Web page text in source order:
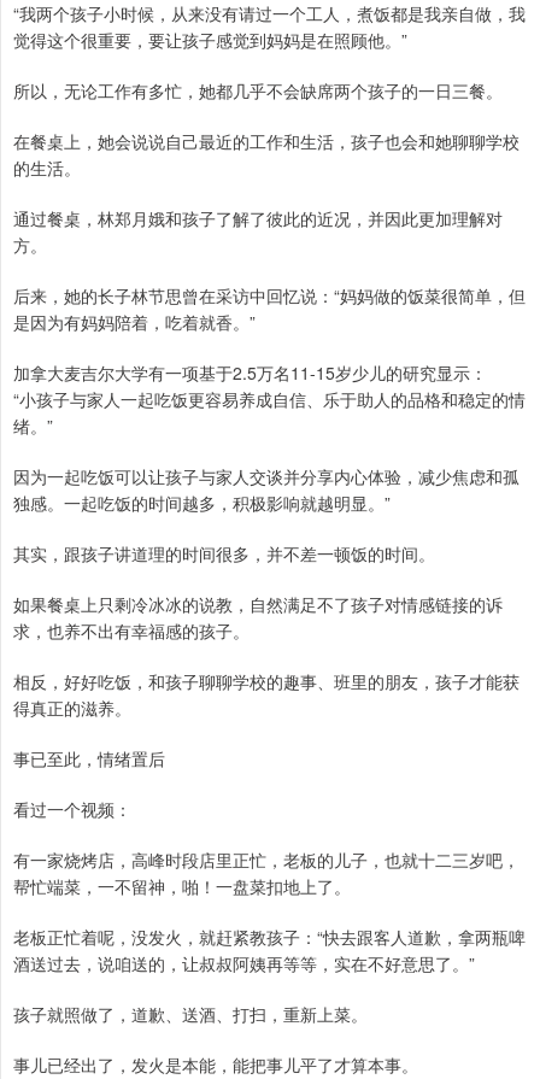
“我两个孩子小时候，从来没有请过一个工人，煮饭都是我亲自做，我
觉得这个很重要，要让孩子感觉到妈妈是在照顾他。”
所以，无论工作有多忙，她都几乎不会缺席两个孩子的一日三餐。
在餐桌上，她会说说自己最近的工作和生活，孩子也会和她聊聊学校
的生活。
通过餐桌，林郑月娥和孩子了解了彼此的近况，并因此更加理解对
方。
后来，她的长子林节思曾在采访中回忆说：“妈妈做的饭菜很简单，但
是因为有妈妈陪着，吃着就香。”
加拿大麦吉尔大学有一项基于2.5万名11-15岁少儿的研究显示：
“小孩子与家人一起吃饭更容易养成自信、乐于助人的品格和稳定的情
绪。”
因为一起吃饭可以让孩子与家人交谈并分享内心体验，减少焦虑和孤
独感。一起吃饭的时间越多，积极影响就越明显。”
其实，跟孩子讲道理的时间很多，并不差一顿饭的时间。
如果餐桌上只剩冷冰冰的说教，自然满足不了孩子对情感链接的诉
求，也养不出有幸福感的孩子。
相反，好好吃饭，和孩子聊聊学校的趣事、班里的朋友，孩子才能获
得真正的滋养。
事已至此，情绪置后
看过一个视频：
有一家烧烤店，高峰时段店里正忙，老板的儿子，也就十二三岁吧，
帮忙端菜，一不留神，啪！一盘菜扣地上了。
老板正忙着呢，没发火，就赶紧教孩子：“快去跟客人道歉，拿两瓶啤
酒送过去，说咱送的，让叔叔阿姨再等等，实在不好意思了。”
孩子就照做了，道歉、送酒、打扫，重新上菜。
事儿已经出了，发火是本能，能把事儿平了才算本事。